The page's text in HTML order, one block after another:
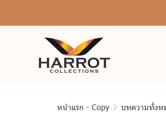
หน้าแรก - Copy บทความทั้งห